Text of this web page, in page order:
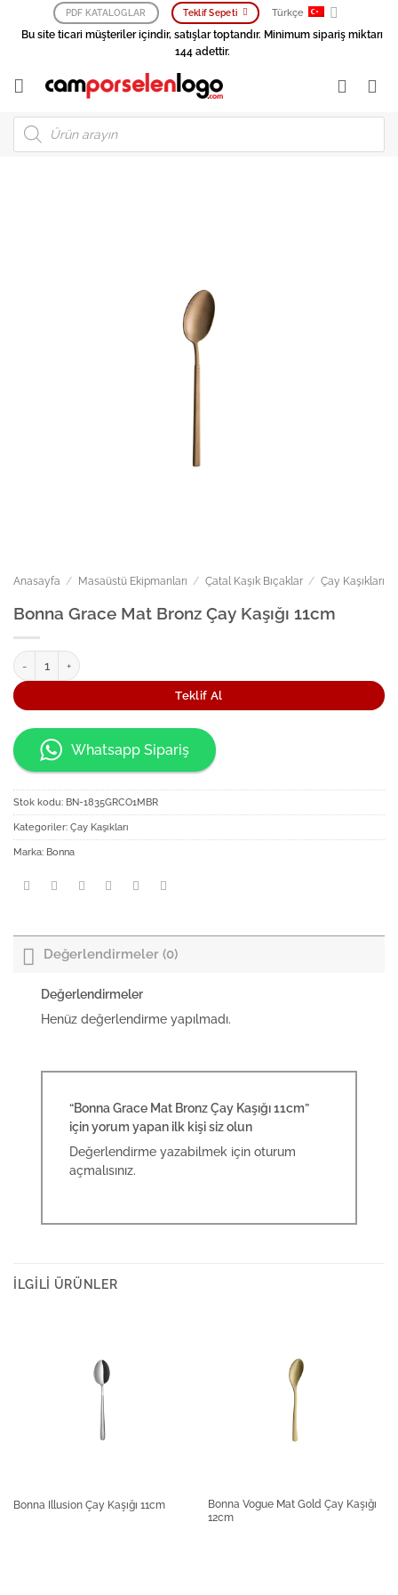
PDF KATALOGLAR Teklif Sepeti Türkçe
Bu site ticari müşteriler içindir, satışlar toptandır. Minimum sipariş miktarı
144 adettir.
Products
search
Anasayfa / Masaüstü Ekipmanları / Çatal Kaşık Bıçaklar / Çay Kaşıkları
Bonna Grace Mat Bronz Çay Kaşığı 11cm
Bonna Grace Mat Bronz Çay Kaşığı 11cm adet
Teklif Al
Whatsapp Sipariş
Stok kodu: BN-1835GRCO1MBR
Kategoriler: Çay Kaşıkları
Marka: Bonna
Değerlendirmeler (0)
Değerlendirmeler
Henüz değerlendirme yapılmadı.
“Bonna Grace Mat Bronz Çay Kaşığı 11cm”
için yorum yapan ilk kişi siz olun
Değerlendirme yazabilmek içinoturum
açmalısınız.
İLGILI ÜRÜNLER
Bonna Illusion Çay Kaşığı 11cm
Bonna Vogue Mat Gold Çay Kaşığı
12cm